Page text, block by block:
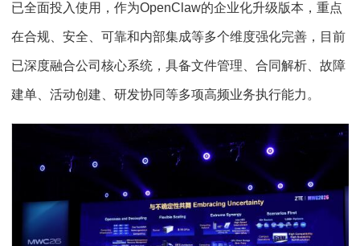
已全面投入使用，作为OpenClaw的企业化升级版本，重点
在合规、安全、可靠和内部集成等多个维度强化完善，目前
已深度融合公司核心系统，具备文件管理、合同解析、故障
建单、活动创建、研发协同等多项高频业务执行能力。